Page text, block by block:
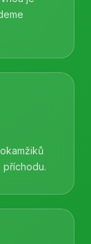
příchodu.